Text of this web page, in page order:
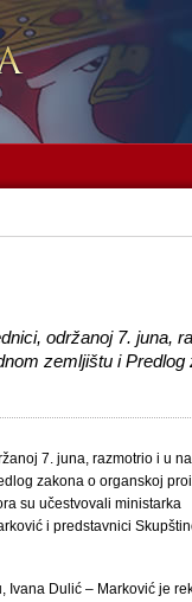
održanoj 7. juna,
zemljištu i Predlog
7. juna, razmotrio i u
zakona o organskoj
su učestvovali ministarka
i predstavnici
Dulić – Marković je